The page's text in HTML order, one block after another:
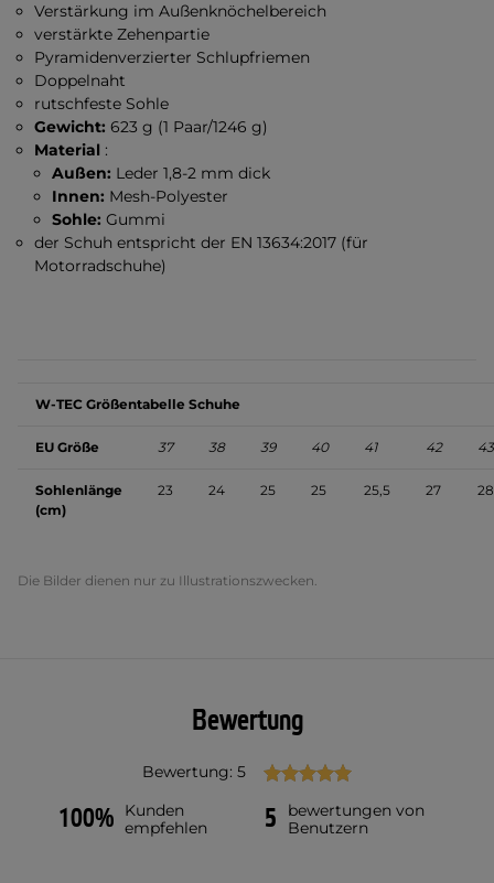
Verstärkung im Außenknöchelbereich
verstärkte Zehenpartie
Pyramidenverzierter Schlupfriemen
Doppelnaht
rutschfeste Sohle
Gewicht:623 g (1 Paar/1246 g)
Material :
Außen: Leder 1,8-2 mm dick
Innen: Mesh-Polyester
Sohle: Gummi
der Schuh entspricht der EN 13634:2017 (für
Motorradschuhe)
W-TEC Größentabelle Schuhe
EU Größe 37 38 39 40 41 42 43
Sohlenlänge
(cm)
23 24 25 25 25,5 27 28
Die Bilder dienen nur zu Illustrationszwecken.
Bewertung
Bewertung: 5
100%
Kunden
empfehlen
5
bewertungen von
Benutzern